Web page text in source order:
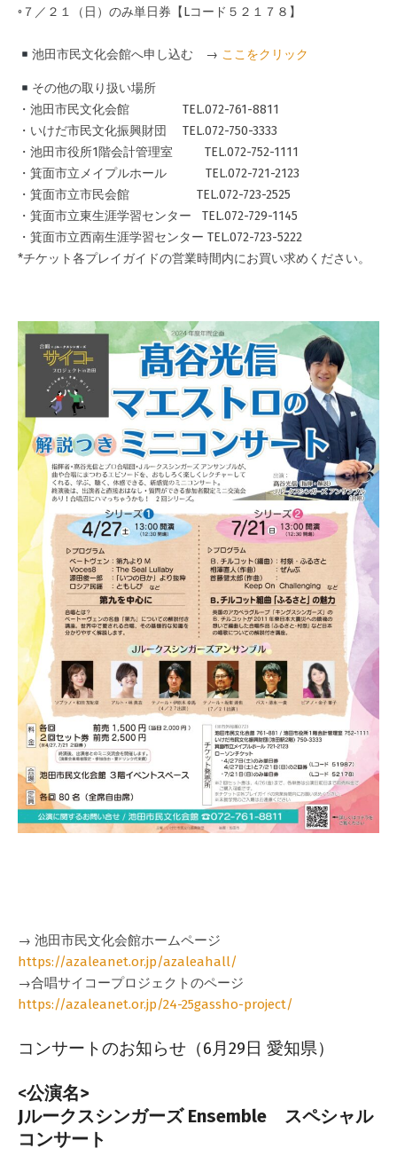
◦７／２１（日）のみ単日券【Lコード５２１７８】
池田市民文化会館へ申し込む → ここをクリック
その他の取り扱い場所
・池田市民文化会館 TEL.072-761-8811
・いけだ市民文化振興財団 TEL.072-750-3333
・池田市役所1階会計管理室 TEL.072-752-1111
・箕面市立メイプルホール TEL.072-721-2123
・箕面市立市民会館 TEL.072-723-2525
・箕面市立東生涯学習センター TEL.072-729-1145
・箕面市立西南生涯学習センター TEL.072-723-5222
*チケット各プレイガイドの営業時間内にお買い求めください。
→ 池田市民文化会館ホームページ
https://azaleanet.or.jp/azaleahall/
→合唱サイコープロジェクトのページ
https://azaleanet.or.jp/24-25gassho-project/
コンサートのお知らせ（6月29日 愛知県）
02-
29
<公演名>
Jルークスシンガーズ Ensemble スペシャル
コンサート